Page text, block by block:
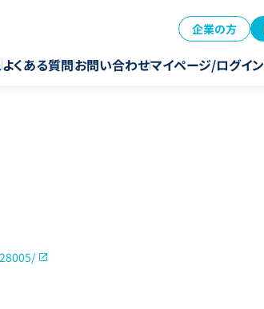
企業の方
よくある質問お問い合わせマイページ/ログイン